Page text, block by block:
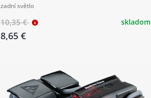
zadní světlo
10,35 €
8,65 €
skladom